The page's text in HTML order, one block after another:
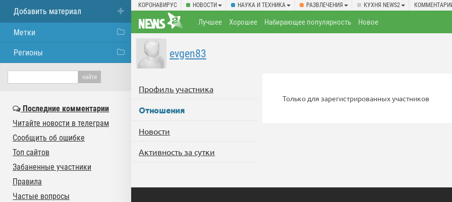
КОРОНАВИРУС НОВОСТИ НАУКА И ТЕХНИКА РАЗВЛЕЧЕНИЯ КУХНЯ NEWS2
Лучшее Хорошее Набирающее популярность Новое
evgen83
Профиль участника
Отношения
Новости
Активность за сутки
Только для зарегистрированных участников
Добавить материал
Метки
Регионы
Последние комментарии
Читайте новости в телеграм
Сообщить об ошибке
Топ сайтов
Забаненные участники
Правила
Частые вопросы